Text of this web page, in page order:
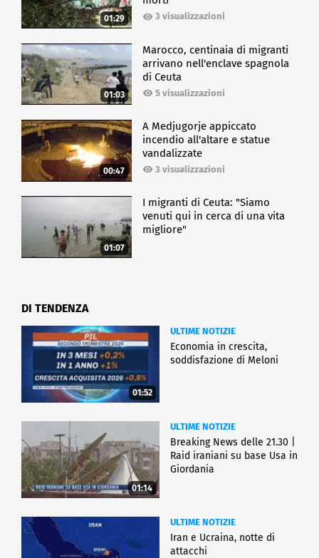
01:29 3 visualizzazioni
01:03
Marocco, centinaia di migranti
arrivano nell'enclave spagnola
di Ceuta
5 visualizzazioni
00:47
A Medjugorje appiccato
incendio all'altare e statue
vandalizzate
3 visualizzazioni
01:07
I migranti di Ceuta: "Siamo
venuti qui in cerca di una vita
migliore"
DI TENDENZA
01:52
ULTIME NOTIZIE
Economia in crescita,
soddisfazione di Meloni
01:14
ULTIME NOTIZIE
Breaking News delle 21.30 |
Raid iraniani su base Usa in
Giordania
ULTIME NOTIZIE
Iran e Ucraina, notte di
attacchi